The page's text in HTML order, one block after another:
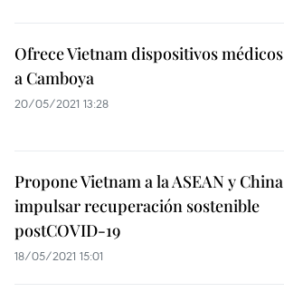
Ofrece Vietnam dispositivos médicos
a Camboya
20/05/2021 13:28
Propone Vietnam a la ASEAN y China
impulsar recuperación sostenible
postCOVID-19
18/05/2021 15:01